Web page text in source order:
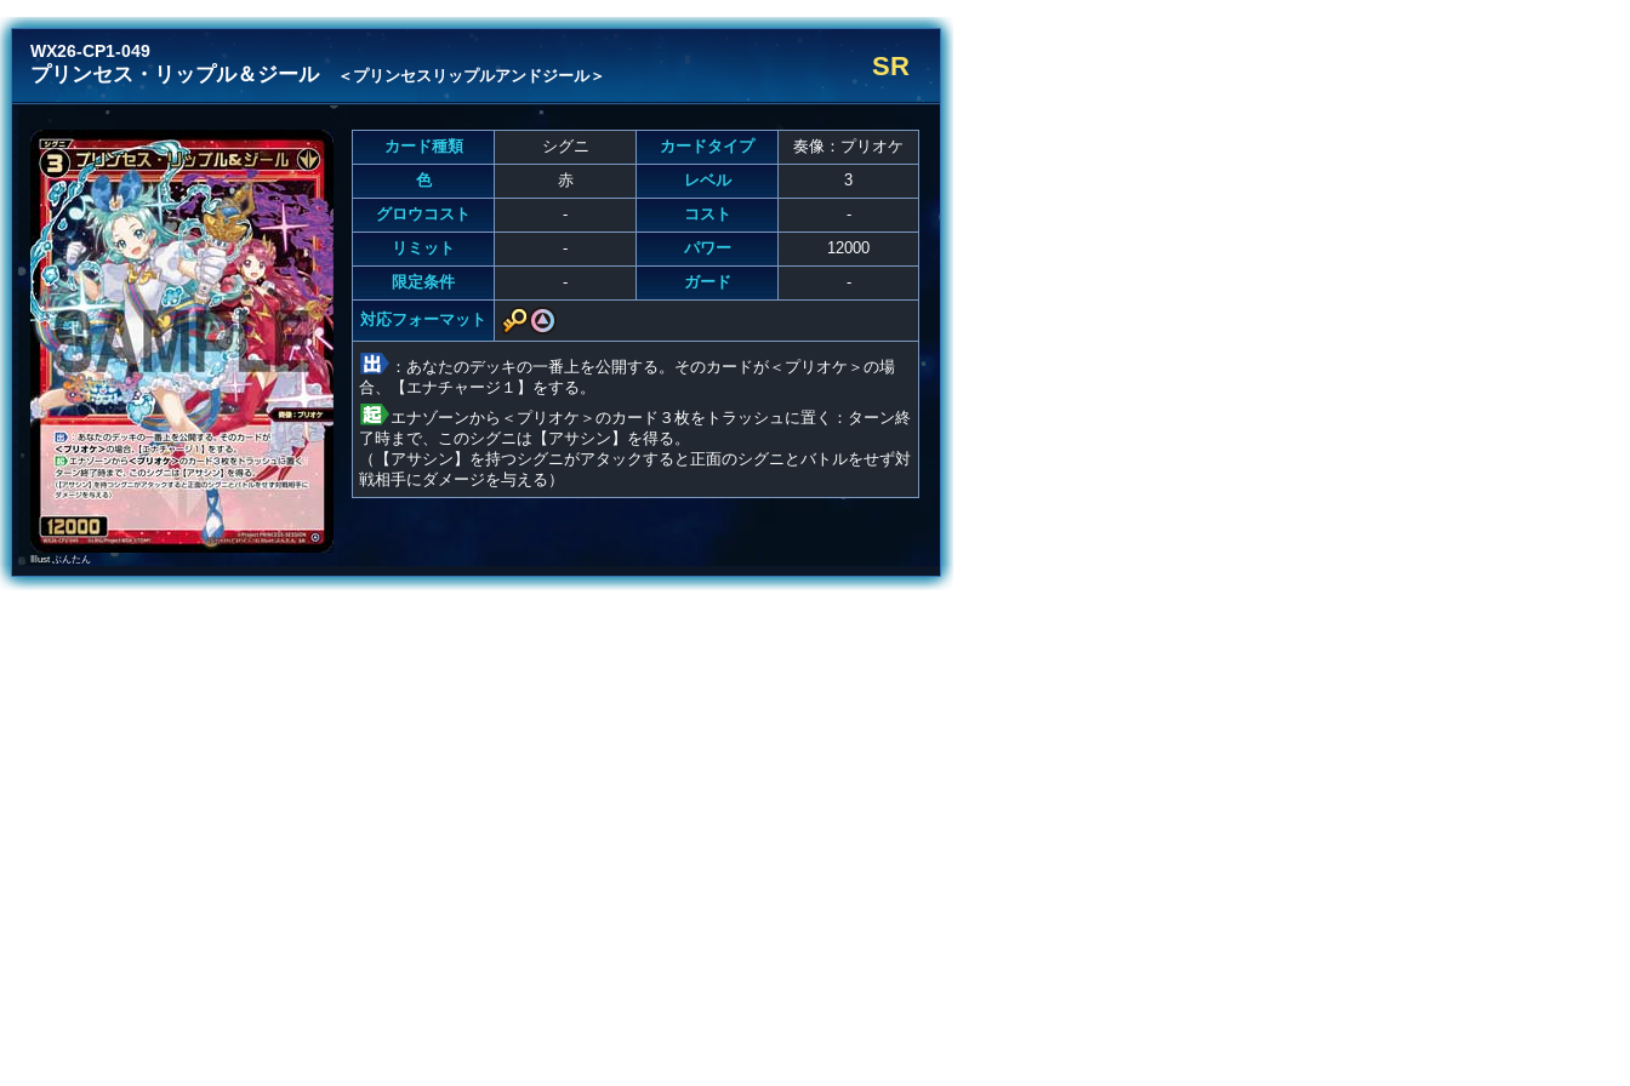
WX26-CP1-049
プリンセス・リップル＆ジール ＜プリンセスリップルアンドジール＞ SR
Illust ぶんたん
カード種類 シグニ カードタイプ
奏像：プリオケ
色
赤 レベル
3
グロウコスト
- コスト
-
リミット
- パワー
12000
限定条件
- ガード -
対応フォーマット
：あなたのデッキの一番上を公開する。そのカードが＜プリオケ＞の場
合、【エナチャージ１】をする。
エナゾーンから＜プリオケ＞のカード３枚をトラッシュに置く：ターン終
了時まで、このシグニは【アサシン】を得る。
（【アサシン】を持つシグニがアタックすると正面のシグニとバトルをせず対
戦相手にダメージを与える）